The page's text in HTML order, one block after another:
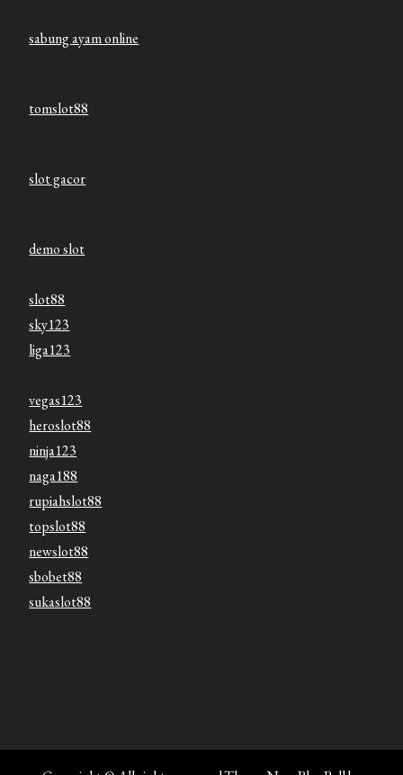
sabung ayam online
tomslot88
slot gacor
demo slot
slot88
sky123
liga123
vegas123
heroslot88
ninja123
naga188
rupiahslot88
topslot88
newslot88
sbobet88
sukaslot88